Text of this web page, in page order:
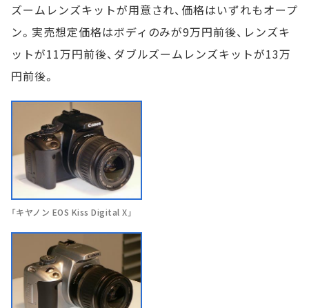
ズームレンズキットが用意され、価格はいずれもオープ
ン。実売想定価格はボディのみが9万円前後、レンズキ
ットが11万円前後、ダブルズームレンズキットが13万
円前後。
「キヤノン EOS Kiss Digital X」